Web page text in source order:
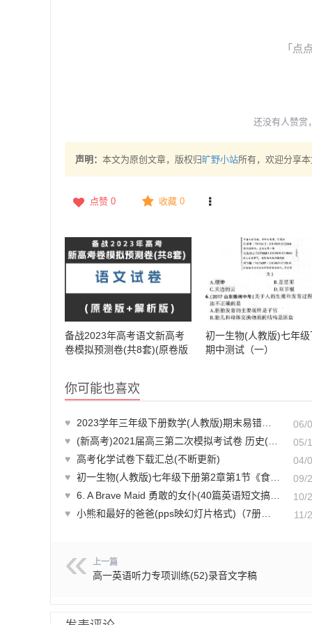
「点
还没有人赞赏
声明： 本文为原创文章，版权归旷野小站所有，欢迎分享
点赞 0 收藏 0
备战2023年高考语文新高考
卷模拟预测卷(共8套)(原卷版
初一生物(人教版)七年级
期中测试（一）
你可能也喜欢
♥ 2023学年三年级下册数学(人教版)期末易错提优卷A+提升卷B(含答案共2套)【A01557】
06/
♥
(新高考)2021届高三第二次模拟考试卷 历史(教师版+学生版 共4套)(doc格式下载)【A01724】
05/
♥ 高考化学试卷下载汇总(不断更新)
04/
♥ 初一生物(人教版)七年级下册第2章第1节《食物中的营养物质》全练试题
09/
♥ 6. A Brave Maid 勇敢的女仆(40篇英语短文搞定高中高考3500个单词)
10/
♥ 小熊和最好的爸爸(pps映幻灯片格式)（7册）【A00166】 11/
上一篇
高一英语听力专项训练(52)录音文字稿